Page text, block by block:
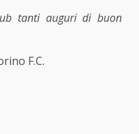
tanti auguri di buon
F.C.